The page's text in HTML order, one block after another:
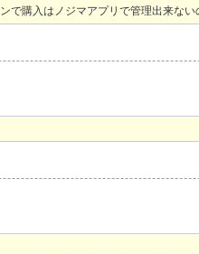
で購入はノジマアプリで管理出来な